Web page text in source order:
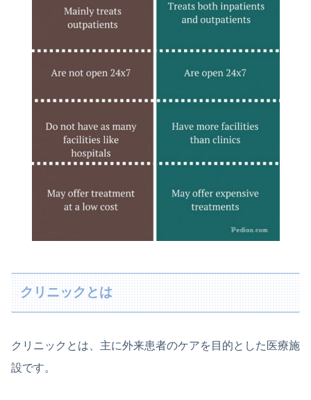
クリニックとは
クリニックとは、主に外来患者のケアを目的とした医療施
設です。